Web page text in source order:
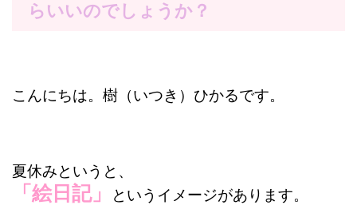
らいいのでしょうか？
こんにちは。樹（いつき）ひかるです。
夏休みというと、
「絵日記」 というイメージがあります。